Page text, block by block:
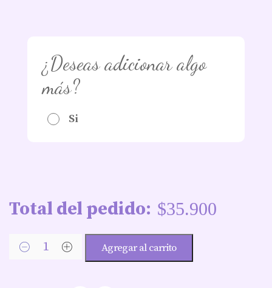
¿Deseas adicionar algo
más?
Si
Total del pedido: $35.900
Agregar al carrito